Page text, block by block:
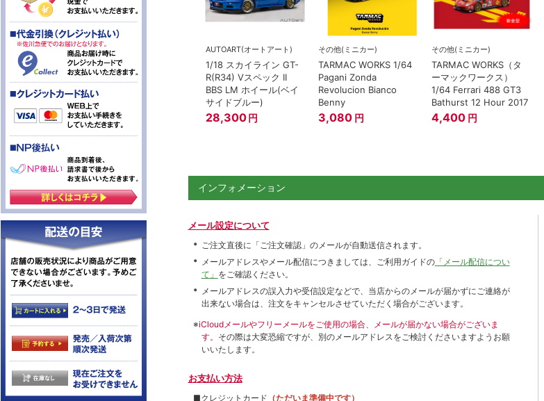
AUTOART(オートアート)
1/18 スカイライン GT-
R(R34) Vスペック II
BBS LM ホイール(ベイ
サイドブルー)
28,300 円
その他(ミニカー)
TARMAC WORKS 1/64
Pagani Zonda
Revolucion Bianco
Benny
3,080 円
その他(ミニカー)
TARMAC WORKS（タ
ーマックワークス）
1/64 Ferrari 488 GT3
Bathurst 12 Hour 2017
4,400 円
インフォメーション
メール設定について
ご注文直後に「ご注文確認」のメールが自動送信されます。
メールアドレスやメール配信につきましては、ご利用ガイドの「メール配信につい
て」 をご確認ください。
メールアドレスの誤入力や受信設定などで、当店からのメールが届かずにご連絡が
出来ない場合は、注文をキャンセルさせていただく場合がございます。
※iCloudメールやフリーメールをご使用の場合、メールが届かない場合がございま
す。 その際は大変恐縮ですが、別のメールアドレスをご検討くださいますようお願
いいたします。
お支払い方法
■クレジットカード （ただいま準備中です）